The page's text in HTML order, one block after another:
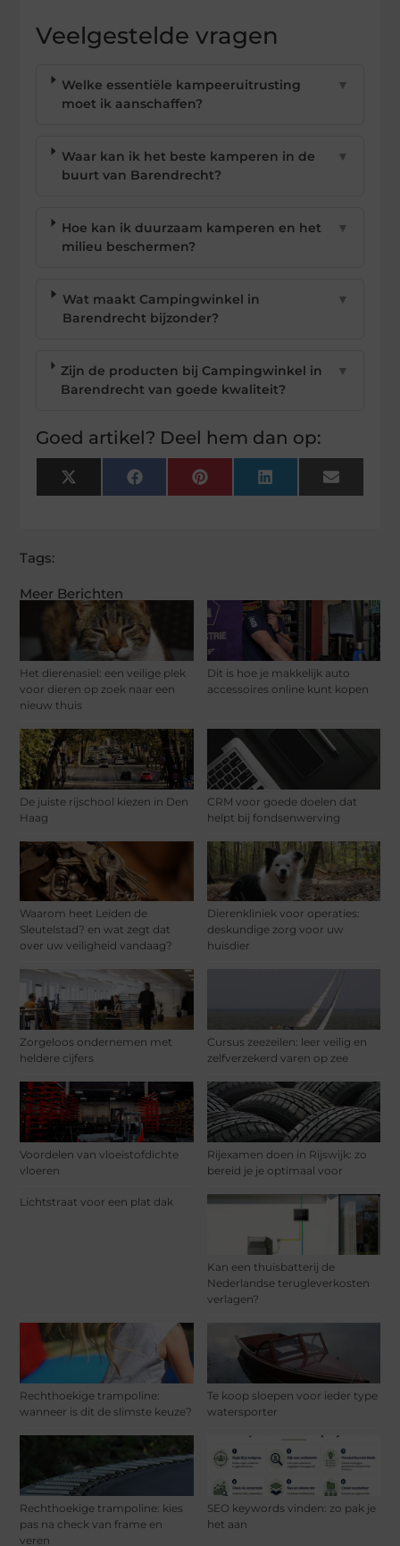
Meer Berichten
Het dierenasiel: een veilige plek
voor dieren op zoek naar een
nieuw thuis
Dit is hoe je makkelijk auto
accessoires online kunt kopen
De juiste rijschool kiezen in Den
Haag
CRM voor goede doelen dat
helpt bij fondsenwerving
Waarom heet Leiden de
Sleutelstad? en wat zegt dat
over uw veiligheid vandaag?
Dierenkliniek voor operaties:
deskundige zorg voor uw
huisdier
Zorgeloos ondernemen met
heldere cijfers
Cursus zeezeilen: leer veilig en
zelfverzekerd varen op zee
Voordelen van vloeistofdichte
vloeren
Rijexamen doen in Rijswijk: zo
bereid je je optimaal voor
Lichtstraat voor een plat dak
Kan een thuisbatterij de
Nederlandse terugleverkosten
verlagen?
Rechthoekige trampoline:
wanneer is dit de slimste keuze?
Te koop sloepen voor ieder type
watersporter
Rechthoekige trampoline: kies
pas na check van frame en
veren
SEO keywords vinden: zo pak je
het aan
Veelgestelde vragen
Welke essentiële kampeeruitrusting
moet ik aanschaffen?
▼
Waar kan ik het beste kamperen in de
buurt van Barendrecht?
▼
Hoe kan ik duurzaam kamperen en het
milieu beschermen?
▼
Wat maakt Campingwinkel in
Barendrecht bijzonder?
▼
Zijn de producten bij Campingwinkel in
Barendrecht van goede kwaliteit?
▼
Goed artikel? Deel hem dan op:
X
(Twitter)
FacebookPinterest LinkedIn Email
Tags: